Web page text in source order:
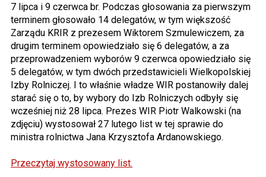
7 lipca i 9 czerwca br. Podczas głosowania za pierwszym
terminem głosowało 14 delegatów, w tym większość
Zarządu KRIR z prezesem Wiktorem Szmulewiczem, za
drugim terminem opowiedziało się 6 delegatów, a za
przeprowadzeniem wyborów 9 czerwca opowiedziało się
5 delegatów, w tym dwóch przedstawicieli Wielkopolskiej
Izby Rolniczej. I to właśnie władze WIR postanowiły dalej
starać się o to, by wybory do Izb Rolniczych odbyły się
wcześniej niż 28 lipca. Prezes WIR Piotr Walkowski (na
zdjęciu) wystosował 27 lutego list w tej sprawie do
ministra rolnictwa Jana Krzysztofa Ardanowskiego.
Przeczytaj wystosowany list.